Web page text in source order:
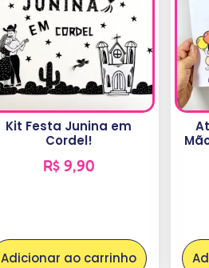
Kit Festa Junina em
Cordel!
R$9,90
Adicionar ao carrinho